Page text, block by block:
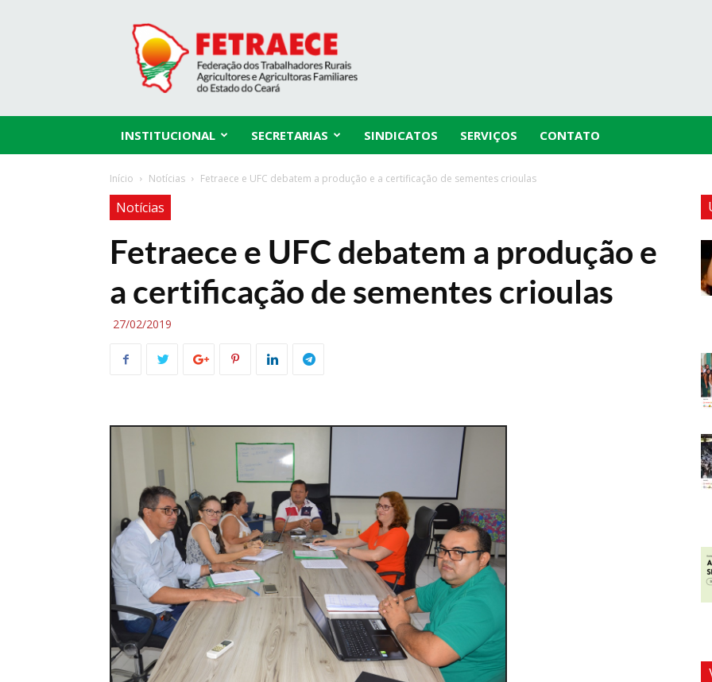
Fetraece
INSTITUCIONAL SECRETARIAS SINDICATOS SERVIÇOS CONTATO
Início Notícias Fetraece e UFC debatem a produção e a certificação de sementes crioulas
Notícias
Fetraece e UFC debatem a produção e
a certificação de sementes crioulas
27/02/2019